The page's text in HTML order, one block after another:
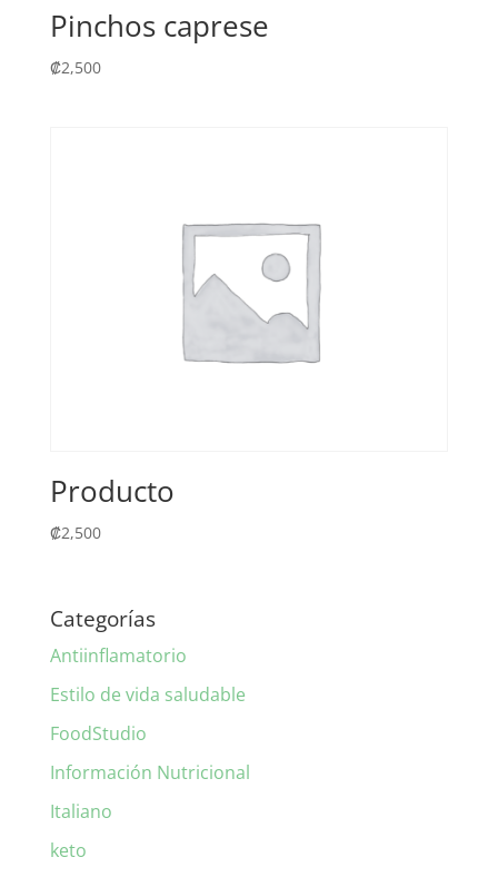
Pinchos caprese
₡2,500
Producto
₡2,500
Categorías
Antiinflamatorio
Estilo de vida saludable
FoodStudio
Información Nutricional
Italiano
keto